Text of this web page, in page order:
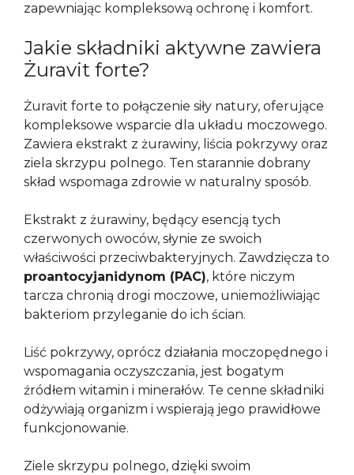
zapewniając kompleksową ochronę i komfort.
Jakie składniki aktywne zawiera
Żuravit forte?
Żuravit forte to połączenie siły natury, oferujące
kompleksowe wsparcie dla układu moczowego.
Zawiera ekstrakt z żurawiny, liścia pokrzywy oraz
ziela skrzypu polnego. Ten starannie dobrany
skład wspomaga zdrowie w naturalny sposób.
Ekstrakt z żurawiny, będący esencją tych
czerwonych owoców, słynie ze swoich
właściwości przeciwbakteryjnych. Zawdzięcza to
proantocyjanidynom (PAC), które niczym
tarcza chronią drogi moczowe, uniemożliwiając
bakteriom przyleganie do ich ścian.
Liść pokrzywy, oprócz działania moczopędnego i
wspomagania oczyszczania, jest bogatym
źródłem witamin i minerałów. Te cenne składniki
odżywiają organizm i wspierają jego prawidłowe
funkcjonowanie.
Ziele skrzypu polnego, dzięki swoim